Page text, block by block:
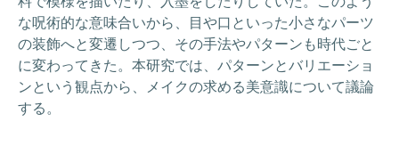
な呪術的な意味合いから、目や口といった小さなパーツ
の装飾へと変遷しつつ、その手法やパターンも時代ごと
に変わってきた。本研究では、パターンとバリエーショ
ンという観点から、メイクの求める美意識について議論
する。